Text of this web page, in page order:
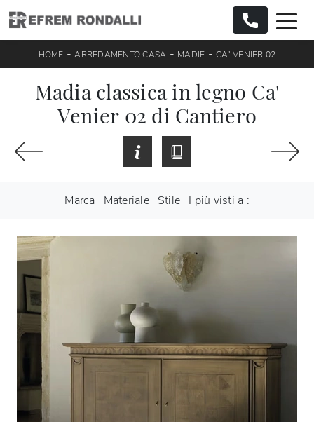
HOME -ARREDAMENTO CASA - MADIE -CA' VENIER 02
Madia classica in legno Ca'
Venier 02 di Cantiero
Marca Materiale Stile I più visti a :